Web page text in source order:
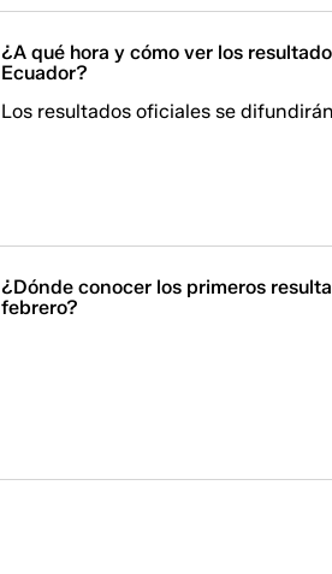
¿A qué hora y cómo ver los
Ecuador?
Los resultados oficiales se
¿Dónde conocer los primeros
febrero?